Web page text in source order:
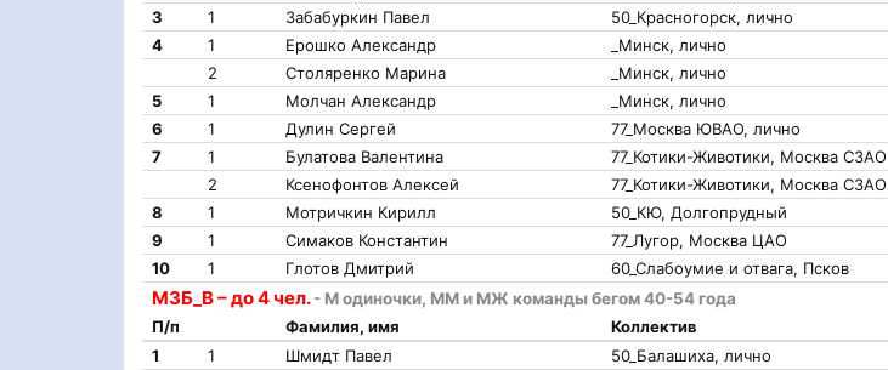
3 1 Забабуркин Павел 50_Красногорск, лично
4 1 Ерошко Александр _Минск, лично
2 Столяренко Марина _Минск, лично
5 1 Молчан Александр _Минск, лично
6 1 Дулин Сергей 77_Москва ЮВАО, лично
7 1 Булатова Валентина 77_Котики-Животики, Москва СЗАО
2 Ксенофонтов Алексей 77_Котики-Животики, Москва СЗАО
8 1 Мотричкин Кирилл 50_КЮ, Долгопрудный
9 1 Симаков Константин 77_Лугор, Москва ЦАО
10 1 Глотов Дмитрий 60_Слабоумие и отвага, Псков
М3Б_В – до 4 чел. - М одиночки, ММ и МЖ команды бегом 40-54 года
П/п
Фамилия, имя Коллектив
1
1 Шмидт Павел 50_Балашиха, лично